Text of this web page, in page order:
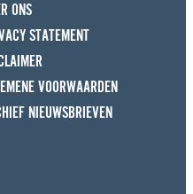
ONS
STATEMENT
VOORWAARDEN
NIEUWSBRIEVEN